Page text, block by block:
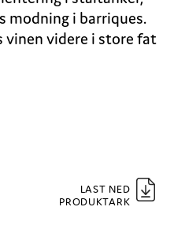
modning i barriques.
vinen videre i store fat
LAST NED
PRODUKTARK